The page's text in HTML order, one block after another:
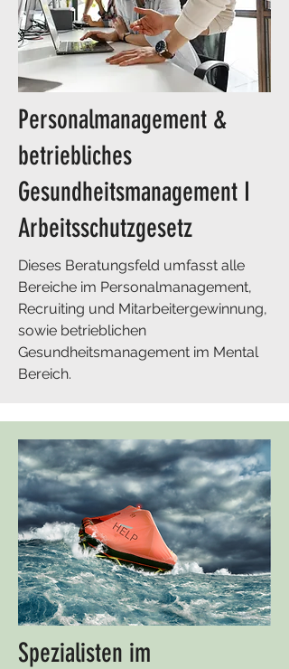
Personalmanagement &
betriebliches
Gesundheitsmanagement I
Arbeitsschutzgesetz
​Dieses Beratungsfeld umfasst alle
Bereiche im Personalmanagement,
Recruiting und Mitarbeitergewinnung,
sowie betrieblichen
Gesundheitsmanagement im Mental
Bereich.
Spezialisten im